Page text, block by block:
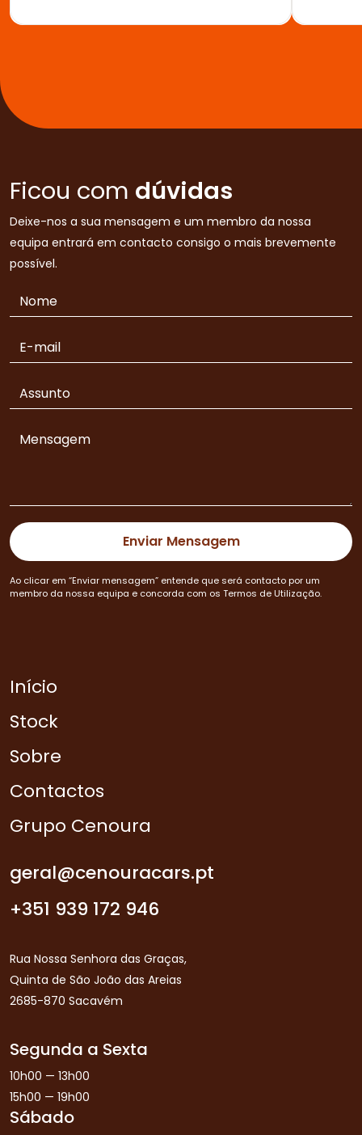
Ficou com dúvidas
Deixe-nos a sua mensagem e um membro da nossa
equipa entrará em contacto consigo o mais brevemente
possível.
Ao clicar em “Enviar mensagem” entende que será contacto por um
membro da nossa equipa e concorda com os Termos de Utilização.
Início
Stock
Sobre
Contactos
Grupo Cenoura
geral@cenouracars.pt
+351 939 172 946
Rua Nossa Senhora das Graças,
Quinta de São João das Areias
2685-870 Sacavém
Segunda a Sexta
10h00 — 13h00
15h00 — 19h00
Sábado